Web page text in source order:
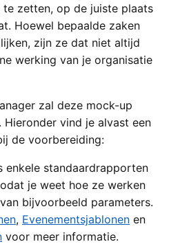
zetten, op de juiste plaats
Hoewel bepaalde zaken
zijn ze dat niet altijd
werking van je organisatie
zal deze mock-up
Hieronder vind je alvast een
de voorbereiding:
enkele standaardrapporten
je weet hoe ze werken
bijvoorbeeld parameters.
, Evenementsjablonen en
voor meer informatie.